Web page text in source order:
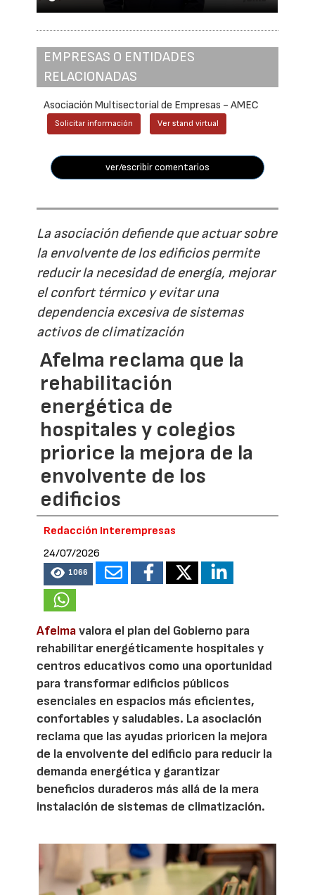
EMPRESAS O ENTIDADES
RELACIONADAS
Asociación Multisectorial de Empresas - AMEC
Solicitar información Ver stand virtual
ver/escribir comentarios
La asociación defiende que actuar sobre
la envolvente de los edificios permite
reducir la necesidad de energía, mejorar
el confort térmico y evitar una
dependencia excesiva de sistemas
activos de climatización
Afelma reclama que la
rehabilitación
energética de
hospitales y colegios
priorice la mejora de la
envolvente de los
edificios
Redacción Interempresas
24/07/2026
1066
Afelmavalora el plan del Gobierno para
rehabilitar energéticamente hospitales y
centros educativos como una oportunidad
para transformar edificios públicos
esenciales en espacios más eficientes,
confortables y saludables. La asociación
reclama que las ayudas prioricen la mejora
de la envolvente del edificio para reducir la
demanda energética y garantizar
beneficios duraderos más allá de la mera
instalación de sistemas de climatización.